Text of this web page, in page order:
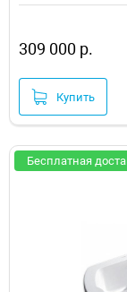
309 000 р.
Купить
Бесплатная